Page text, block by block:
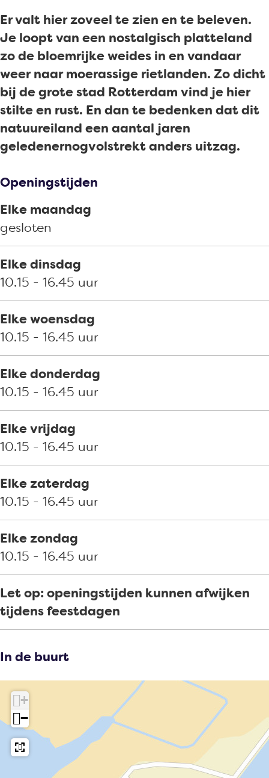
e
d
T
i
e
n
g
e
e
n
b
i
e
d
T
i
e
n
e
m
t
e
n
e
b
i
e
d
T
i
e
g
e
e
t
e
n
e
d
T
i
e
n
g
e
e
t
n
g
e
b
i
e
d
T
i
n
g
m
t
e
n
Er valt hier zoveel te zien en te beleven.
Je loopt van een nostalgisch platteland
zo de bloemrijke weides in en vandaar
weer naar moerassige rietlanden. Zo dicht
bij de grote stad Rotterdam vind je hier
stilte en rust. En dan te bedenken dat dit
natuureiland een aantal jaren
geledenernogvolstrekt anders uitzag.
Openingstijden
Elke maandag
gesloten
Elke dinsdag
10.15 - 16.45 uur
Elke woensdag
10.15 - 16.45 uur
Elke donderdag
10.15 - 16.45 uur
Elke vrijdag
10.15 - 16.45 uur
Elke zaterdag
10.15 - 16.45 uur
Elke zondag
10.15 - 16.45 uur
Let op: openingstijden kunnen afwijken
tijdens feestdagen
In de buurt
+
−